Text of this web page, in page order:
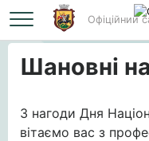
Офіційний
Головна Шановні
Шановні
З нагоди Дня
вітаємо вас з